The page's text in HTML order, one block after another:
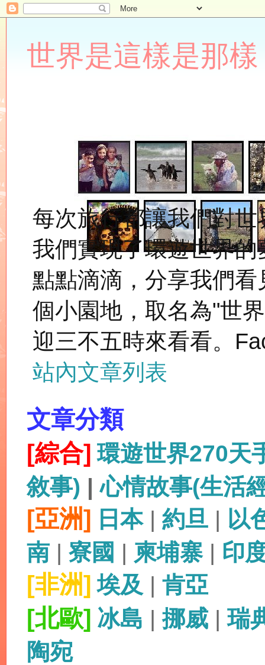
世界是這樣是那樣
每次旅行都讓我們對
我們實現了環遊世界
點點滴滴，分享我們
個小園地，取名為"世
迎三不五時來看看。
站內文章列表
文章分類
[綜合] 環遊世界270天
敘事) |心情故事(生活
[亞洲] 日本| 約旦 | 以
南 | 寮國 | 柬埔寨| 印
[非洲] 埃及 | 肯亞
[北歐] 冰島 |挪威 |瑞
陶宛